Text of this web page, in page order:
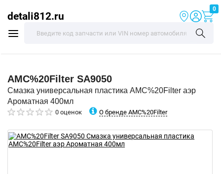
detali812.ru
0
AMC%20Filter SA9050
Смазка универсальная пластика AMC%20Filter аэр
Ароматная 400мл
0 оценок О бренде AMC%20Filter